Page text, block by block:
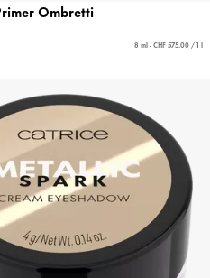
Ombretti
8 ml - CHF 575.00 / 1 l